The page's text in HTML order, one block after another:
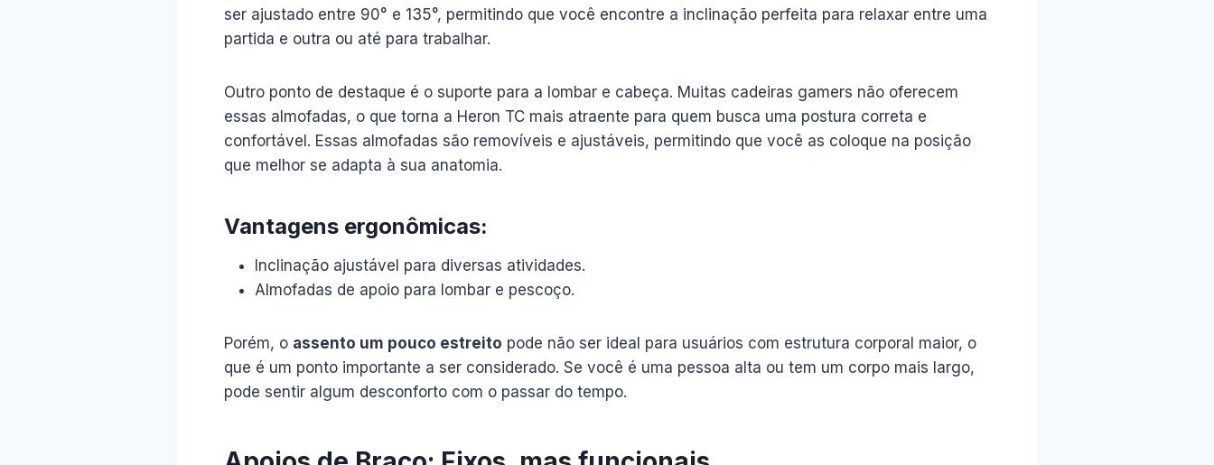
ser ajustado entre 90° e 135°, permitindo que você encontre a inclinação perfeita para relaxar entre uma
partida e outra ou até para trabalhar.
Outro ponto de destaque é o suporte para a lombar e cabeça. Muitas cadeiras gamers não oferecem
essas almofadas, o que torna a Heron TC mais atraente para quem busca uma postura correta e
confortável. Essas almofadas são removíveis e ajustáveis, permitindo que você as coloque na posição
que melhor se adapta à sua anatomia.
Vantagens ergonômicas:
Inclinação ajustável para diversas atividades.
Almofadas de apoio para lombar e pescoço.
Porém, o assento um pouco estreito pode não ser ideal para usuários com estrutura corporal maior, o
que é um ponto importante a ser considerado. Se você é uma pessoa alta ou tem um corpo mais largo,
pode sentir algum desconforto com o passar do tempo.